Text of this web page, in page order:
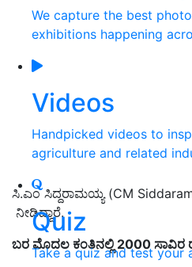
We capture the best
exhibitions happening
Videos
Handpicked videos to
agriculture and related
Quiz
Take a quiz and test your
ಸಿ.ಎಂ ಸಿದ್ದರಾಮಯ್ಯ (CM
ನೀಡಿದ್ದಾರೆ.
ಬರ ಮೊದಲ ಕಂತಿನಲ್ಲಿ 2000